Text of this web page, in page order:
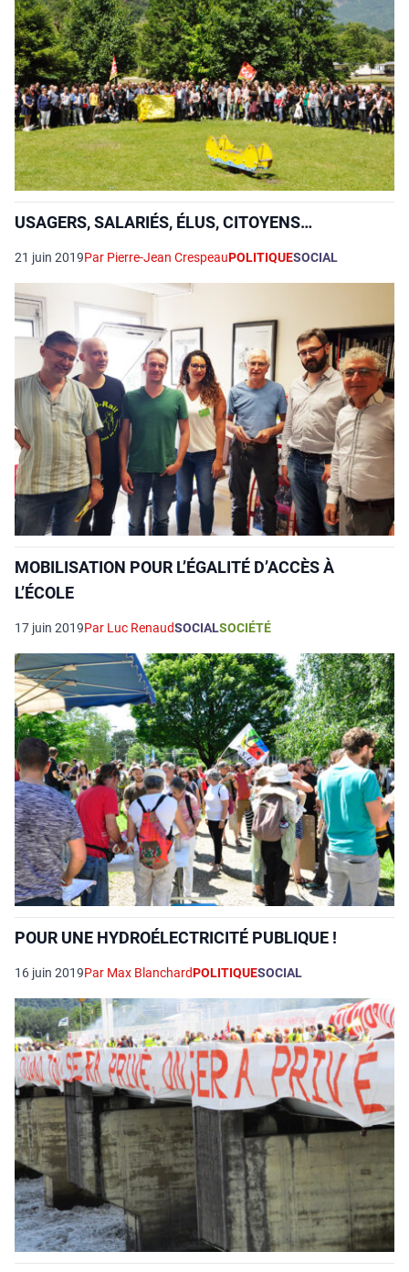
USAGERS, SALARIÉS, ÉLUS, CITOYENS…
21 juin 2019Par Pierre-Jean CrespeauPOLITIQUESOCIAL
MOBILISATION POUR L’ÉGALITÉ D’ACCÈS À
L’ÉCOLE
17 juin 2019Par Luc RenaudSOCIALSOCIÉTÉ
POUR UNE HYDROÉLECTRICITÉ PUBLIQUE !
16 juin 2019Par Max BlanchardPOLITIQUESOCIAL